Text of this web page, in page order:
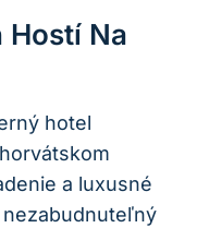
Hostí Na
hotel
a luxusné